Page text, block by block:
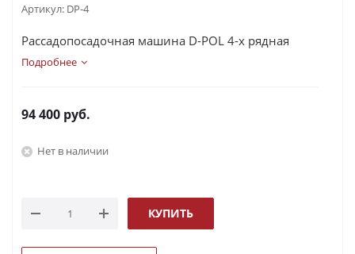
Артикул: DP-4
Рассадопосадочная машина D-POL 4-х рядная
Подробнее
94 400 руб.
Нет в наличии
КУПИТЬ